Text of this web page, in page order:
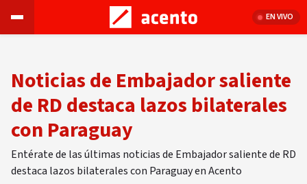
EN VIVO
Noticias de Embajador saliente
de RD destaca lazos bilaterales
con Paraguay
Entérate de las últimas noticias de Embajador saliente de RD
destaca lazos bilaterales con Paraguay en Acento